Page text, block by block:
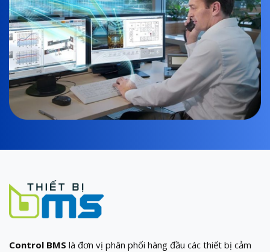
Control BMS là đơn vị phân phối hàng đầu các thiết bị cảm